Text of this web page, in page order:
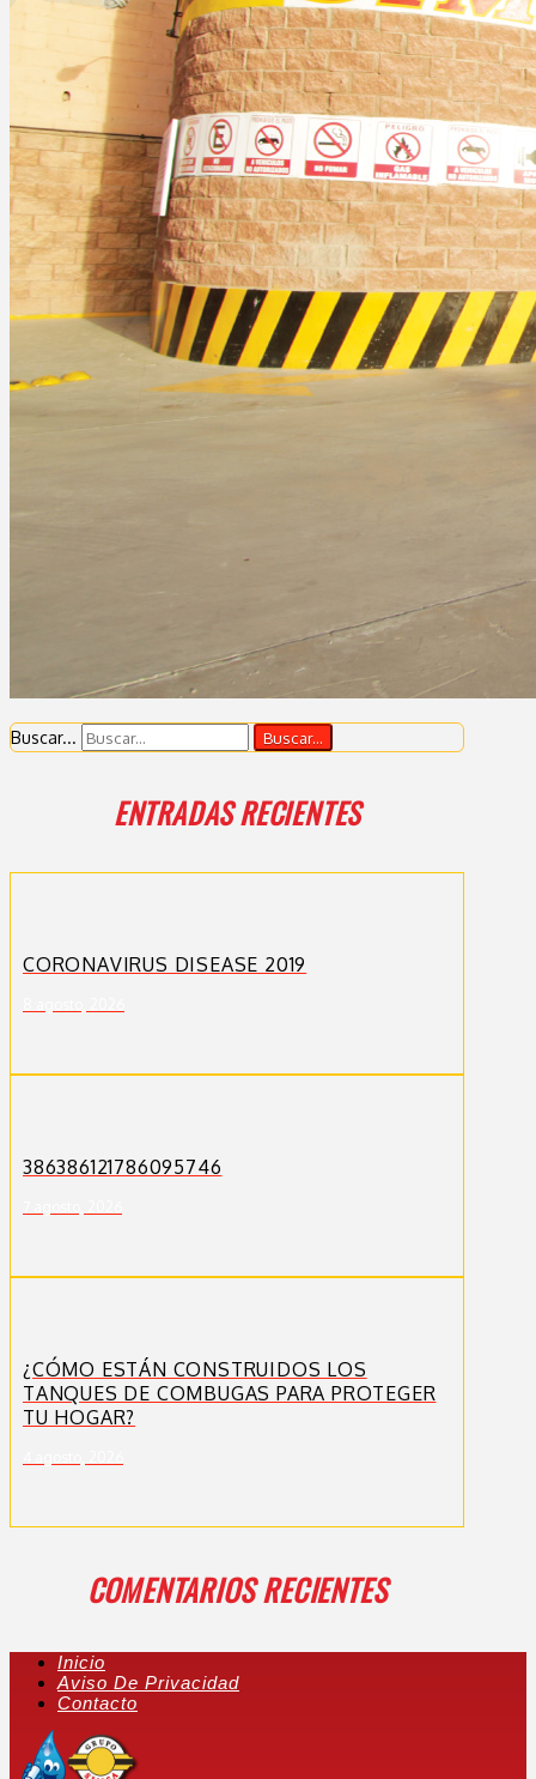
Buscar...
ENTRADAS RECIENTES
CORONAVIRUS DISEASE 2019
386386121786095746
¿CÓMO ESTÁN CONSTRUIDOS LOS
TANQUES DE COMBUGAS PARA PROTEGER
TU HOGAR?
COMENTARIOS RECIENTES
Inicio
Aviso De Privacidad
Contacto